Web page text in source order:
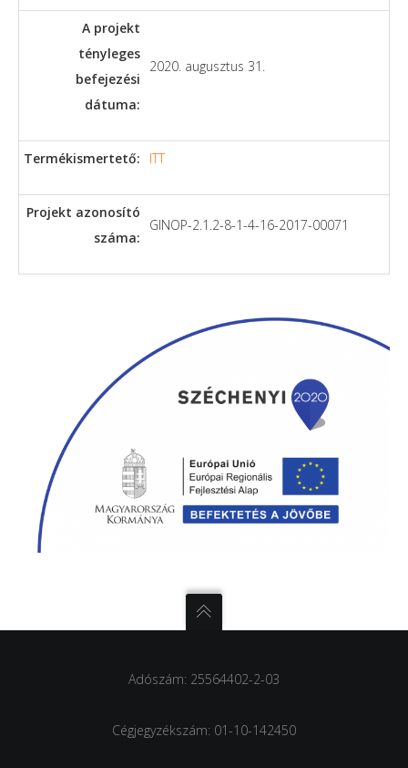
A projekt
tényleges
befejezési
dátuma:
2020. augusztus 31.
Termékismertető: ITT
Projekt azonosító
száma:
GINOP-2.1.2-8-1-4-16-2017-00071
Adószám: 25564402-2-03
Cégjegyzékszám: 01-10-142450